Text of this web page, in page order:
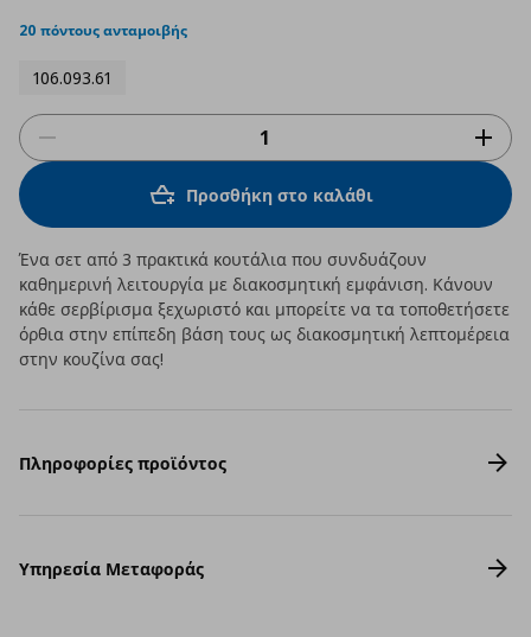
rating
20 πόντους ανταμοιβής
106.093.61
Προσθήκη στο καλάθι
Ένα σετ από 3 πρακτικά κουτάλια που συνδυάζουν
καθημερινή λειτουργία με διακοσμητική εμφάνιση. Κάνουν
κάθε σερβίρισμα ξεχωριστό και μπορείτε να τα τοποθετήσετε
όρθια στην επίπεδη βάση τους ως διακοσμητική λεπτομέρεια
στην κουζίνα σας!
Πληροφορίες προϊόντος
Υπηρεσία Μεταφοράς